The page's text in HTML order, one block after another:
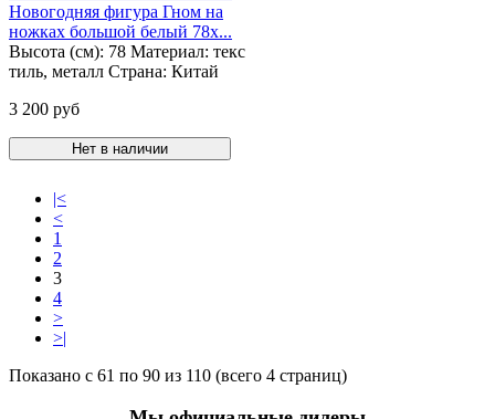
Новогодняя фигура Гном на
ножках большой белый 78х...
Высота (см): 78 Материал: текс
тиль, металл Страна: Китай
3 200 руб
Нет в наличии
|<
<
1
2
3
4
>
>|
Показано с 61 по 90 из 110 (всего 4 страниц)